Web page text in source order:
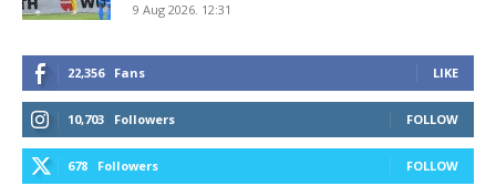
9 Aug 2026. 12:31
22,356 Fans LIKE
10,703 Followers FOLLOW
678 Followers FOLLOW